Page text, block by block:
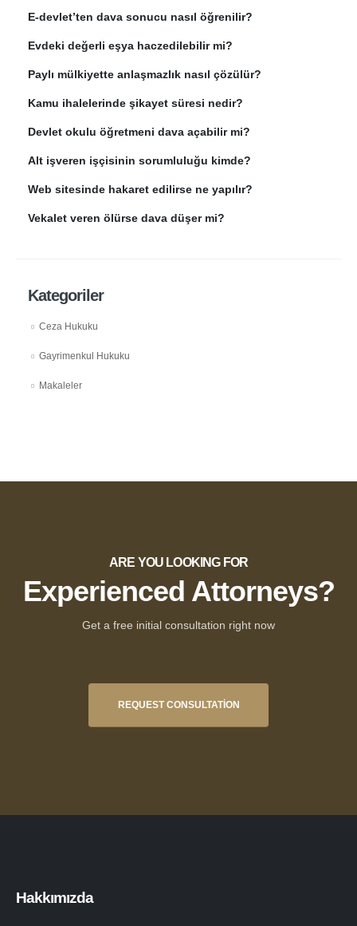
E-devlet’ten dava sonucu nasıl öğrenilir?
Evdeki değerli eşya haczedilebilir mi?
Paylı mülkiyette anlaşmazlık nasıl çözülür?
Kamu ihalelerinde şikayet süresi nedir?
Devlet okulu öğretmeni dava açabilir mi?
Alt işveren işçisinin sorumluluğu kimde?
Web sitesinde hakaret edilirse ne yapılır?
Vekalet veren ölürse dava düşer mi?
Kategoriler
Ceza Hukuku
Gayrimenkul Hukuku
Makaleler
ARE YOU LOOKING FOR
Experienced Attorneys?
Get a free initial consultation right now
REQUEST CONSULTATION
Hakkımızda